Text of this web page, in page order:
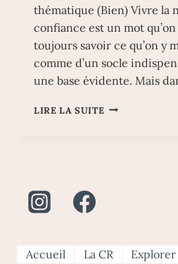
thématique (Bien) Vivre la
confiance est un mot
toujours savoir ce qu’on y
comme d’un socle
une base évidente. Mais
LIRE LA SUITE FAIRE
ET
Accueil La CR Explorer